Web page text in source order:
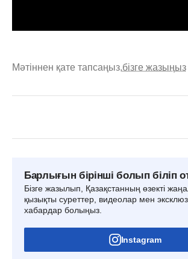
Мәтіннен қате тапсаңыз,бізге жазыңыз
Барлығын бірінші болып біліп
Бізге жазылып, Қазақстанның өзекті
қызықты суреттер, видеолар мен
хабардар болыңыз.
Instagram